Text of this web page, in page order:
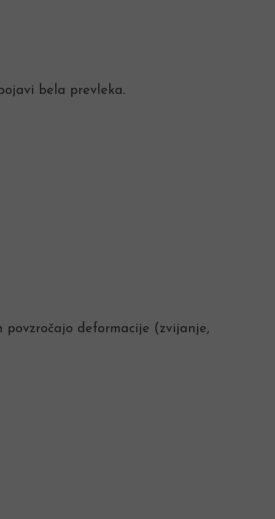
bela prevleka.
povzročajo deformacije (zvijanje,